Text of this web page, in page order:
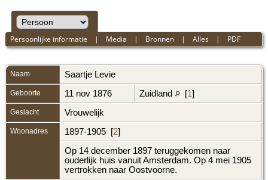
Persoonlijke informatie | Media | Bronnen |Alles | PDF
Naam Saartje Levie
Geboorte 11 nov 1876 Zuidland [1 ]
Geslacht Vrouwelijk
Woonadres 1897-1905 [2]
Op 14 december 1897 teruggekomen naar
ouderlijk huis vanuit Amsterdam. Op 4 mei 1905
vertrokken naar Oostvoorne.